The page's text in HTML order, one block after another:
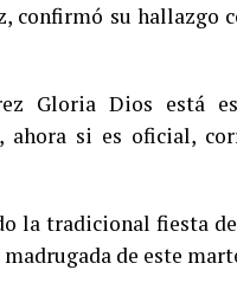
confirmó su hallazgo
Gloria Dios está
ahora si es oficial,
la tradicional fiesta
de este